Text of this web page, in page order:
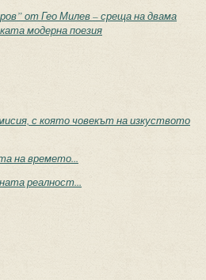
от Гео Милев – среща на двама
модерна поезия
с която човекът на изкуството
на времето...
реалност...